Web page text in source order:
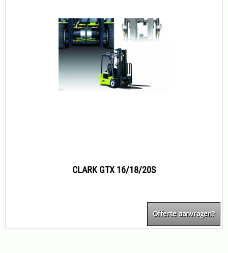
CLARK GTX 16/18/20S
Offerte aanvragen?